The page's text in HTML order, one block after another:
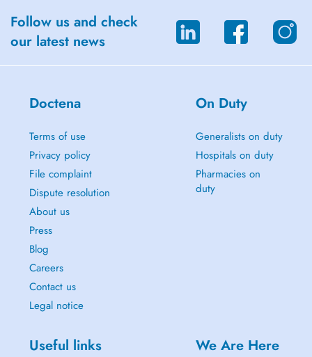
und anderen Sprachstörungen.
Kinder-HNO: Spezialisierte Behandlung von HNO-Erkrankungen bei
Kindern.
Ihr Weg zu Dr. Moutrier
Stadt und ist sowohl mit dem Auto als auch mit öffentlichen
Verkehrsmitteln gut erreichbar.
Follow us and check
our latest news
Doctena
Terms of use
Privacy policy
File complaint
Dispute resolution
About us
Press
Blog
Careers
Contact us
Legal notice
On Duty
Generalists on duty
Hospitals on duty
Pharmacies on
duty
Useful links We Are Here